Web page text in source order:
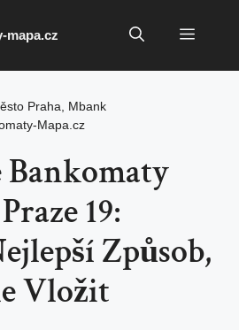
mapa.cz Menu
Praha
Mbank
Mapa.cz
19:
Způsob,
Vložit